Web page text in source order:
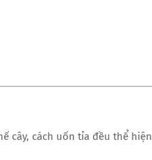
cây, cách uốn tỉa đều thể hiện